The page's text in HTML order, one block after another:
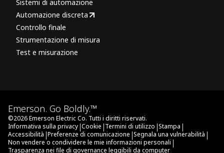
Sistemi di automazione
Automazione discreta
Controllo finale
Strumentazione di misura
Test e misurazione
Emerson. Go Boldly.™
©2026Emerson Electric Co. Tutti i diritti riservati.
Informativa sulla privacy |Cookie |Termini di utilizzo |Stampa |
Accessibilità |Preferenze di comunicazione |Segnala una vulnerabilità |
Non vendere o condividere le mie informazioni personali |
Trasparenza nei file di governance leggibili da computer